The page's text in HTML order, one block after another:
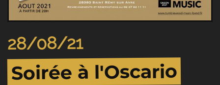
28/08/21
Soirée à l'Oscario